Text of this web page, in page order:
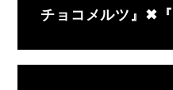
チョコメルツ』✖︎